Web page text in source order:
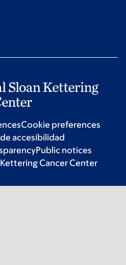
Cookie preferences
accesibilidad
Public notices
Cancer Center